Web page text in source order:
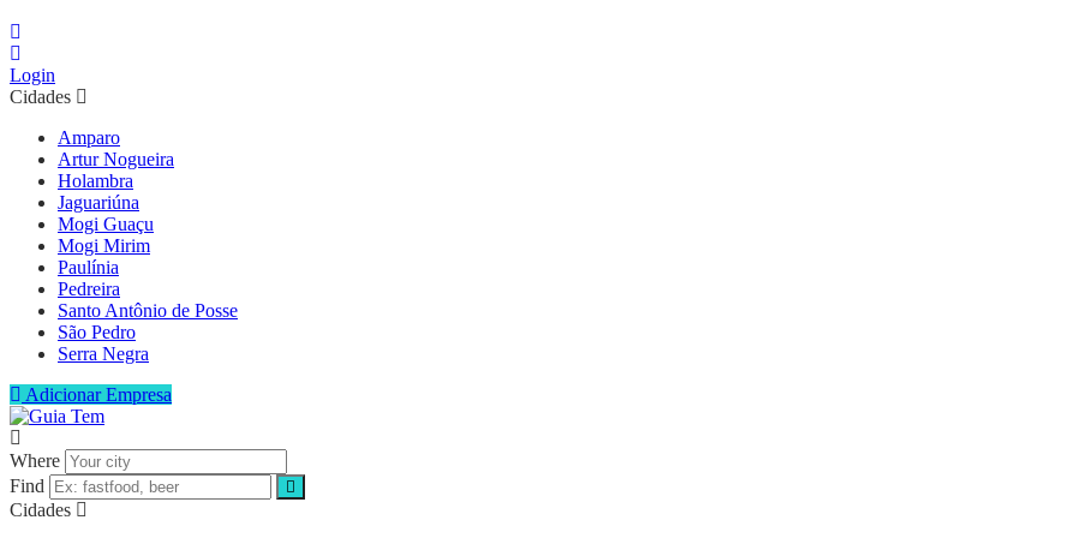
Login
Cidades
Amparo
Artur Nogueira
Holambra
Jaguariúna
Mogi Guaçu
Mogi Mirim
Paulínia
Pedreira
Santo Antônio de Posse
São Pedro
Serra Negra
Adicionar Empresa
Where
Find
Cidades